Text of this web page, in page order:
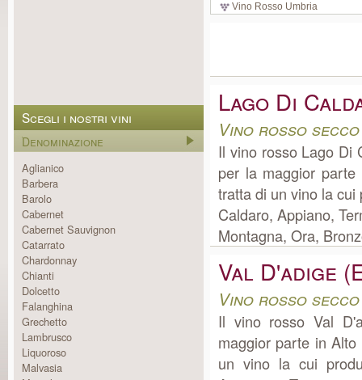
Scegli i nostri vini
Denominazione
Aglianico
Barbera
Barolo
Cabernet
Cabernet Sauvignon
Catarrato
Chardonnay
Chianti
Dolcetto
Falanghina
Grechetto
Lambrusco
Liquoroso
Malvasia
Vino Rosso Umbria
Lago Di
Vino rosso
Il vino rosso Lago Di
per la maggior
tratta di un vino la
Caldaro, Appiano,
Montagna, Ora,
Val D'adige
Vino rosso
Il vino rosso Val
maggior parte in
un vino la cui